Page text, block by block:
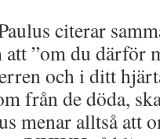
citerar
”om du därför
och i ditt
från de döda,
menar alltså att